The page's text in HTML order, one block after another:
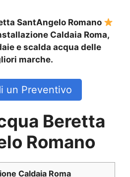
SantAngelo Romano
Caldaia Roma,
e scalda acqua delle
marche.
un Preventivo
Beretta
Romano
Caldaia Roma